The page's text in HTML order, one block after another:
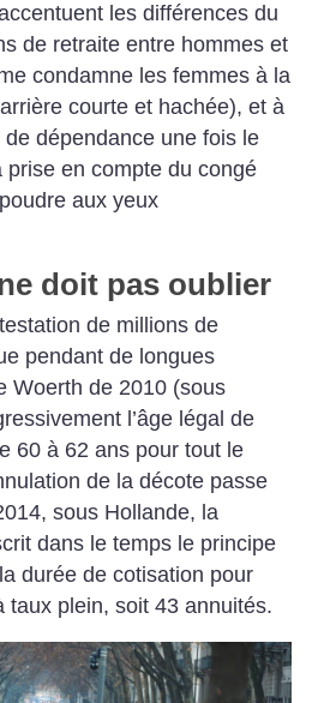
les différences du
de retraite entre hommes et
condamne les femmes à la
courte et hachée), et à
dépendance une fois le
prise en compte du congé
aux yeux
doit pas oublier
de millions de
pendant de longues
Woerth de 2010 (sous
l’âge légal de
60 à 62 ans pour tout le
de la décote passe
sous Hollande, la
dans le temps le principe
durée de cotisation pour
taux plein, soit 43 annuités.